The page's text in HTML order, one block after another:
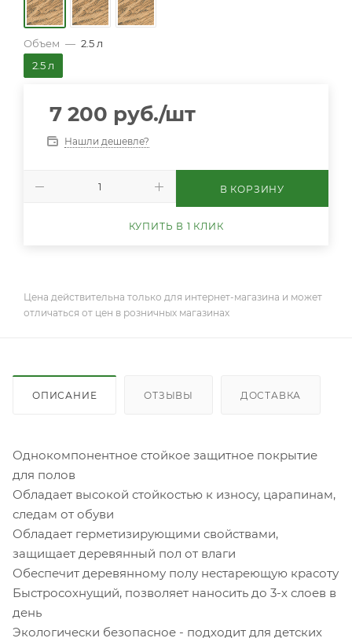
Объем — 2.5 л
2.5 л
7 200 руб./шт
Нашли дешевле?
В КОРЗИНУ
КУПИТЬ В 1 КЛИК
Цена действительна только для интернет-магазина и может
отличаться от цен в розничных магазинах
ОПИСАНИЕ ОТЗЫВЫ ДОСТАВКА
Однокомпонентное стойкое защитное покрытие
для полов
Обладает высокой стойкостью к износу, царапинам,
следам от обуви
Обладает герметизирующими свойствами,
защищает деревянный пол от влаги
Обеспечит деревянному полу нестареющую красоту
Быстросохнущий, позволяет наносить до 3-х слоев в
день
Экологически безопасное - подходит для детских